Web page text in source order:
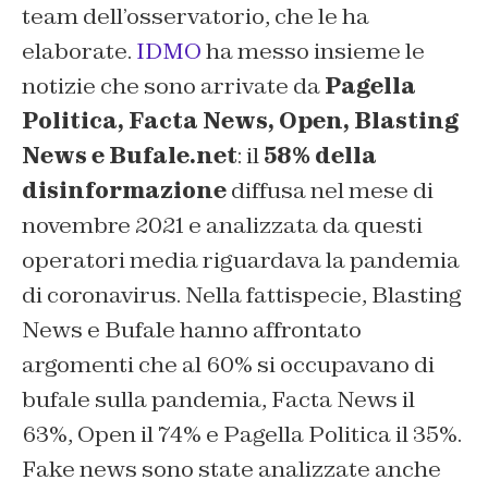
team dell’osservatorio, che le ha
elaborate. IDMOha messo insieme le
notizie che sono arrivate daPagella
Politica, Facta News, Open, Blasting
News e Bufale.net: il58% della
disinformazionediffusa nel mese di
novembre 2021 e analizzata da questi
operatori media riguardava la pandemia
di coronavirus. Nella fattispecie, Blasting
News e Bufale hanno affrontato
argomenti che al 60% si occupavano di
bufale sulla pandemia, Facta News il
63%, Open il 74% e Pagella Politica il 35%.
Fake news sono state analizzate anche